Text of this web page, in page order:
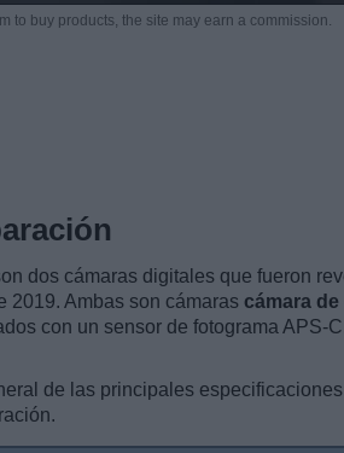
to buy products, the site may earn a commission.
dos cámaras digitales que fueron
2019. Ambas son cámaras cámara
con un sensor de fotograma APS-
de las principales